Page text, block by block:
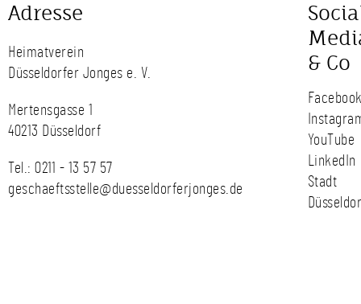
Adresse
Heimatverein
Düsseldorfer Jonges e. V.
Mertensgasse 1
40213 Düsseldorf
Tel.: 0211 - 13 57 57
geschaeftsstelle@duesseldorferjonges.de
& Co
YouTube
LinkedIn
Stadt